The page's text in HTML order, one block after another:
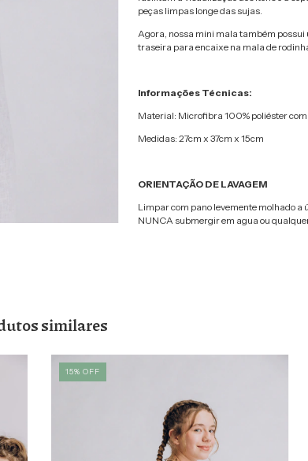
peças limpas longe das sujas.
Agora, nossa mini mala também
traseira para encaixe na mala de
Informações Técnicas:
Material: Microfibra 100% poliéster
Medidas: 27cm x 37cm x 15cm
ORIENTAÇÃO DE LAVAGEM
Limpar com pano levemente molhado a
NUNCA submergir em agua ou
similares
15% OFF